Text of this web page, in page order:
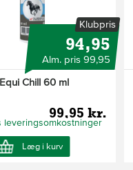
Klubpris
94,95
Alm. pris 99,95
Chill 60 ml
99,95 kr.
leveringsomkostninger
Læg i kurv